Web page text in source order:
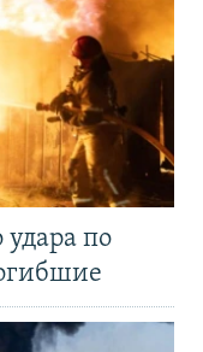
удара по